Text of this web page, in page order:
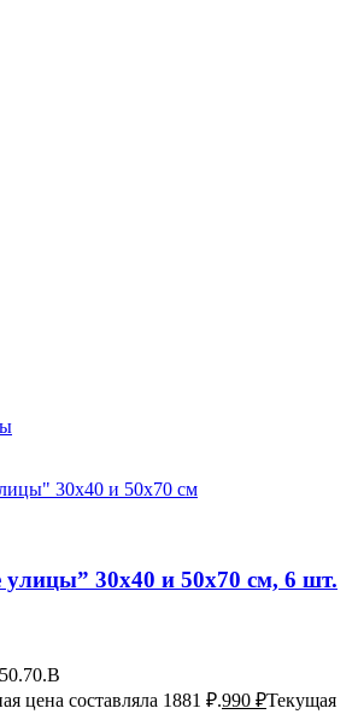
30х40 и 50х70 см, 6 шт.
цена составляла 1881 ₽.990 ₽Текущая